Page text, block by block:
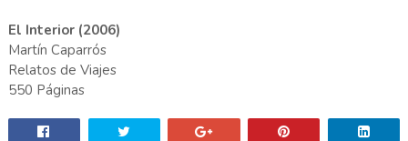
El Interior (2006)
Martín Caparrós
Relatos de Viajes
550 Páginas